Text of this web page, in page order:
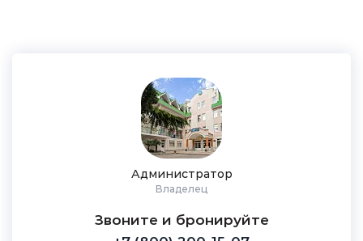
Администратор
Владелец
Звоните и бронируйте